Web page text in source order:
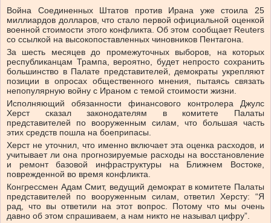
Война Соединенных Штатов против Ирана уже стоила 25
миллиардов долларов, что стало первой официальной оценкой
военной стоимости этого конфликта. Об этом сообщает Reuters
со ссылкой на высокопоставленных чиновников Пентагона.
За шесть месяцев до промежуточных выборов, на которых
республиканцам Трампа, вероятно, будет непросто сохранить
большинство в Палате представителей, демократы укрепляют
позиции в опросах общественного мнения, пытаясь связать
непопулярную войну с Ираном с темой стоимости жизни.
Исполняющий обязанности финансового контролера Джулс
Херст сказал законодателям в комитете Палаты
представителей по вооруженным силам, что большая часть
этих средств пошла на боеприпасы.
Херст не уточнил, что именно включает эта оценка расходов, и
учитывает ли она прогнозируемые расходы на восстановление
и ремонт базовой инфраструктуры на Ближнем Востоке,
поврежденной во время конфликта.
Конгрессмен Адам Смит, ведущий демократ в комитете Палаты
представителей по вооруженным силам, ответил Херсту: “Я
рад, что вы ответили на этот вопрос. Потому что мы очень
давно об этом спрашиваем, а нам никто не называл цифру”.